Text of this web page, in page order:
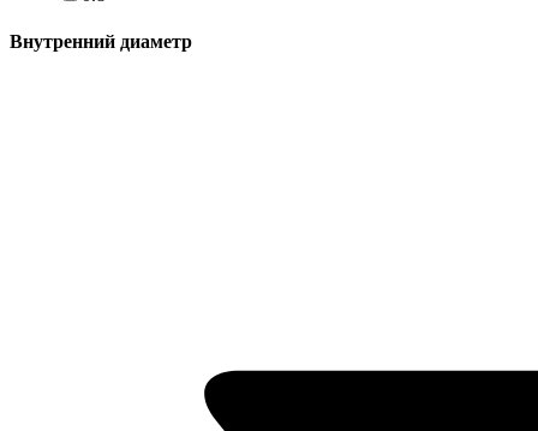
Внутренний диаметр